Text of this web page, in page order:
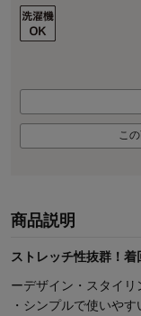
こ
商品説明
ストレッチ性抜群！
ーデザイン・スタイリ
・シンプルで使いや